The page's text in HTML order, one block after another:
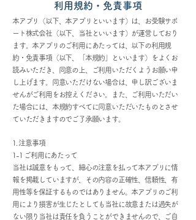
利用規約・免責事項
本アプリ（以下、本アプリといいます）は、お受験サポ
ート株式会社（以下、当社といいます）が運営しており
ます。本アプリのご利用にあたっては、以下の利用規
約・免責事項（以下、「本規約」といいます）をよくお
読みいただき、同意の上、ご利用いただくようお願い申
し上げます。同意いただけない場合は、申し訳ございま
せんがご利用をお控えください。また、ご利用いただい
た場合には、本規約すべてに同意いただいたものとさせ
ていただきますのでご了承願います。
1. 注意事項
1-1 ご利用にあたって
当社は誠意をもって、細心の注意を払って本アプリに情
報を掲載していますが、その内容の正確性、信頼性、有
用性等を保証するものではありません。本アプリのご利
用により損害が生じたとしても当社に故意または過失が
ない限り当社は責任を負うことができませんので、ご自